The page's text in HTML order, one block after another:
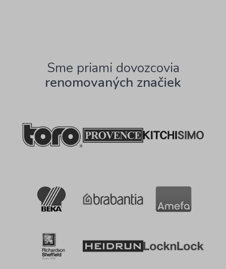
Sme priami dovozcovia
renomovaných značiek